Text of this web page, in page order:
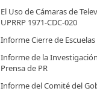
El Uso de Cámaras de
UPRRP 1971-CDC-020
Informe Cierre de Escuelas
Informe de la
Prensa de PR
Informe del Comité del